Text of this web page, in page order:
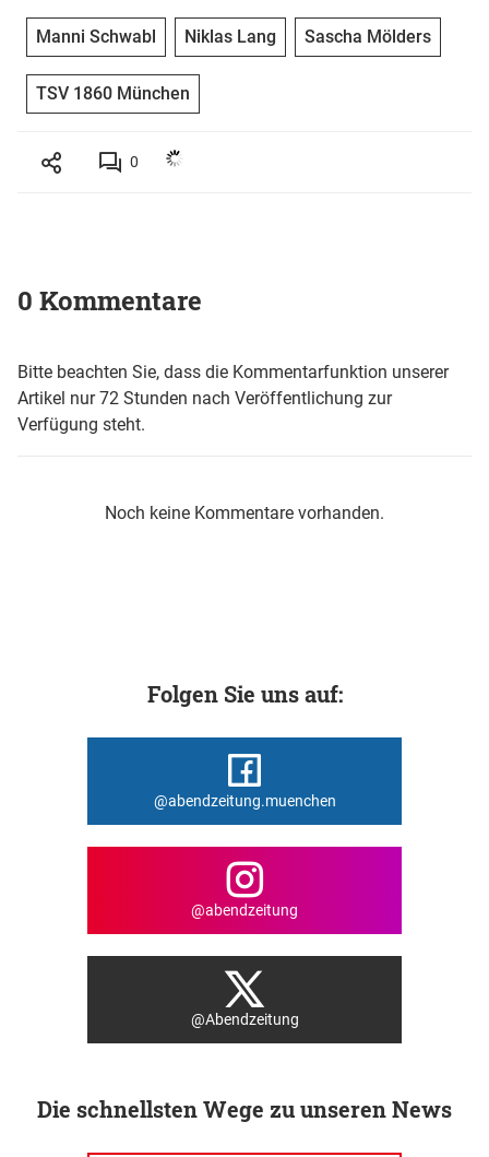
Manni Schwabl Niklas Lang Sascha Mölders
TSV 1860 München
0
0 Kommentare
Bitte beachten Sie, dass die Kommentarfunktion unserer
Artikel nur 72 Stunden nach Veröffentlichung zur
Verfügung steht.
Noch keine Kommentare vorhanden.
Folgen Sie uns auf:
@abendzeitung.muenchen
@abendzeitung
@Abendzeitung
Die schnellsten Wege zu unseren News